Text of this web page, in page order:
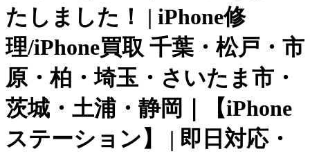
たしました！ | iPhone修
理/iPhone買取 千葉・松戸・市
原・柏・埼玉・さいたま市・
茨城・土浦・静岡｜【iPhone
ステーション】 | 即日対応・